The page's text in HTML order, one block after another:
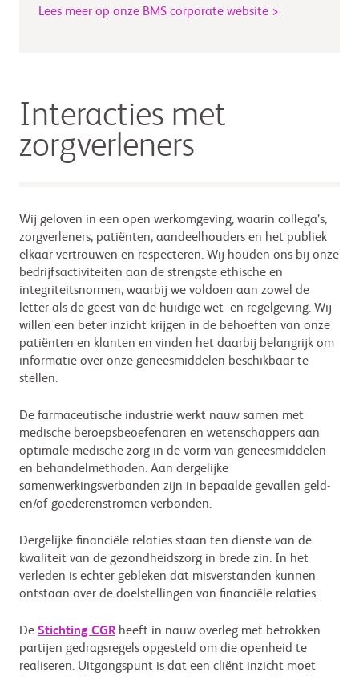
Lees meer op onze BMS corporate website >
Interacties met
zorgverleners
Wij geloven in een open werkomgeving, waarin collega’s,
zorgverleners, patiënten, aandeelhouders en het publiek
elkaar vertrouwen en respecteren. Wij houden ons bij onze
bedrijfsactiviteiten aan de strengste ethische en
integriteitsnormen, waarbij we voldoen aan zowel de
letter als de geest van de huidige wet- en regelgeving. Wij
willen een beter inzicht krijgen in de behoeften van onze
patiënten en klanten en vinden het daarbij belangrijk om
informatie over onze geneesmiddelen beschikbaar te
stellen.
De farmaceutische industrie werkt nauw samen met
medische beroepsbeoefenaren en wetenschappers aan
optimale medische zorg in de vorm van geneesmiddelen
en behandelmethoden. Aan dergelijke
samenwerkingsverbanden zijn in bepaalde gevallen geld-
en/of goederenstromen verbonden.
Dergelijke financiële relaties staan ten dienste van de
kwaliteit van de gezondheidszorg in brede zin. In het
verleden is echter gebleken dat misverstanden kunnen
ontstaan over de doelstellingen van financiële relaties.
De Stichting CGR heeft in nauw overleg met betrokken
partijen gedragsregels opgesteld om die openheid te
realiseren. Uitgangspunt is dat een cliënt inzicht moet